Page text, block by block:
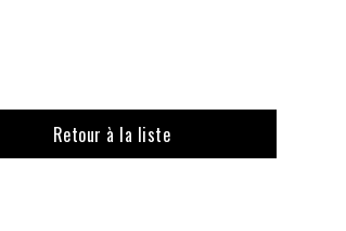
Retour à la liste